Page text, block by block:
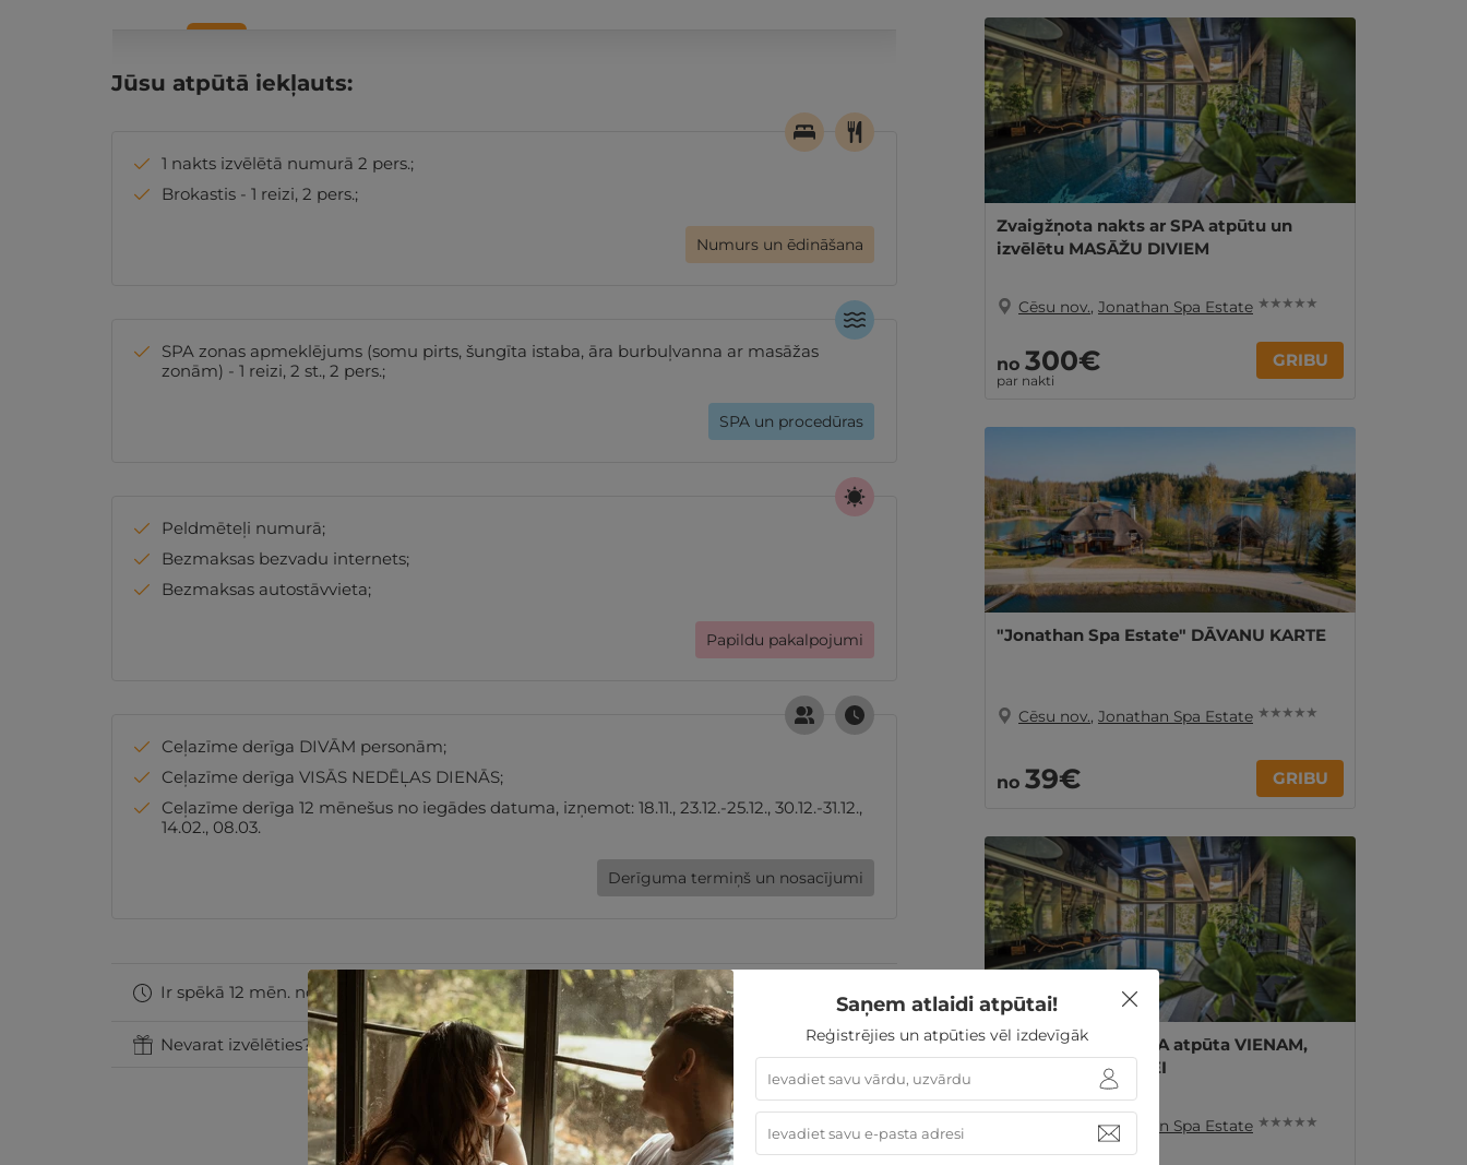
Jūsu atpūtā iekļauts:
1 nakts izvēlētā numurā 2 pers.;
Brokastis - 1 reizi, 2 pers.;
Numurs un ēdināšana
SPA zonas apmeklējums (somu pirts, šungīta istaba, āra burbuļvanna ar masāžas
zonām) - 1 reizi, 2 st., 2 pers.;
SPA un procedūras
Peldmēteļi numurā;
Bezmaksas bezvadu internets;
Bezmaksas autostāvvieta;
Papildu pakalpojumi
Ceļazīme derīga DIVĀM personām;
Ceļazīme derīga VISĀS NEDĒĻAS DIENĀS;
Ceļazīme derīga 12 mēnešus no iegādes datuma, izņemot: 18.11., 23.12.-25.12., 30.12.-31.12.,
14.02., 08.03.
Derīguma termiņš un nosacījumi
Ir spēkā 12 mēn. no iegādes datuma 235
Nevarat izvēlēties? Uzdāviniet GribuAtpusties.lv dāvanu karti
MAINĪT
Zvaigžņota nakts ar SPA atpūtu un
izvēlētu MASĀŽU DIVIEM
Cēsu nov., Jonathan Spa Estate ★ ★ ★ ★ ★
no 300€
par nakti
GRIBU
"Jonathan Spa Estate" DĀVANU KARTE
Cēsu nov., Jonathan Spa Estate ★ ★ ★ ★ ★
no 39€ GRIBU
Grezna ★★★★★ SPA atpūta VIENAM,
DIVIEM vai ĢIMENEI
Jonathan Spa Estate ★ ★ ★ ★ ★
Saņem atlaidi atpūtai!
Reģistrējies un atpūties vēl izdevīgāk